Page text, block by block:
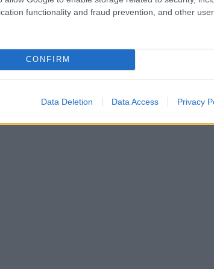
functionality and fraud prevention, and other user
CONFIRM
Data Deletion Data Access Privacy